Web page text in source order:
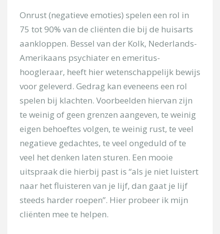
Uw bericht
[/group]
privacy
Onrust (negatieve emoties) spelen een rol in
75 tot 90% van de cliënten die bij de huisarts
aankloppen. Bessel van der Kolk, Nederlands-
Amerikaans psychiater en emeritus-
hoogleraar, heeft hier wetenschappelijk bewijs
voor geleverd. Gedrag kan eveneens een rol
spelen bij klachten. Voorbeelden hiervan zijn
te weinig of geen grenzen aangeven, te weinig
eigen behoeftes volgen, te weinig rust, te veel
negatieve gedachtes, te veel ongeduld of te
veel het denken laten sturen. Een mooie
uitspraak die hierbij past is “als je niet luistert
naar het fluisteren van je lijf, dan gaat je lijf
steeds harder roepen”. Hier probeer ik mijn
cliënten mee te helpen.